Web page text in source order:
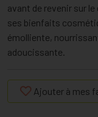
avant de revenir sur
ses bienfaits
émolliente,
adoucissante.
Ajouter à mes